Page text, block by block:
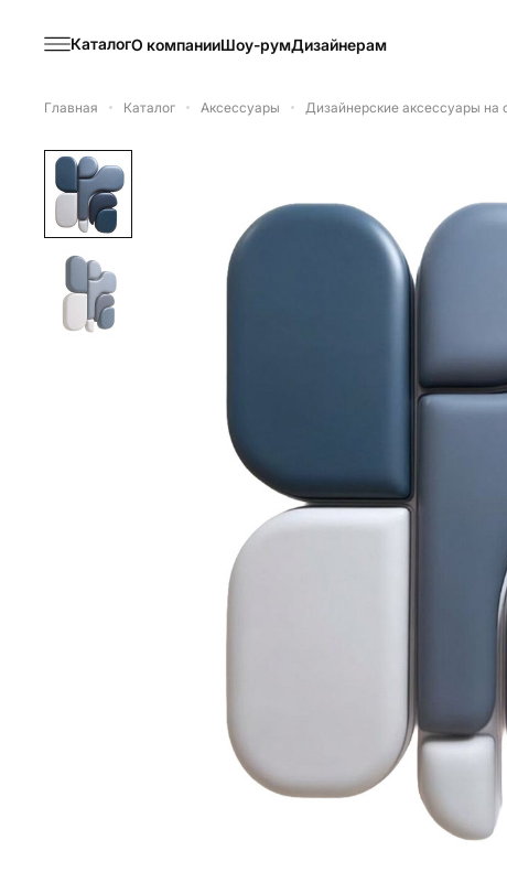
КаталогО компанииШоу-румДизайнерам
Главная Каталог Аксессуары Дизайнерские аксессуары на